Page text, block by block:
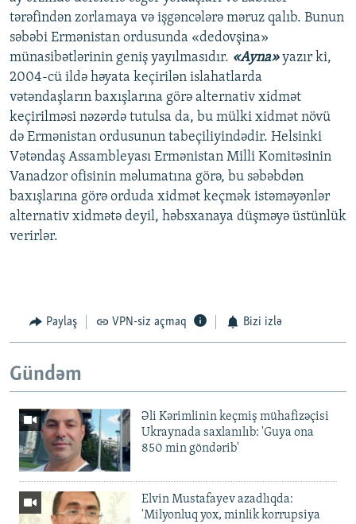
tərəfindən zorlamaya və işgəncələrə məruz qalıb. Bunun
səbəbi Ermənistan ordusunda «dedovşina»
münasibətlərinin geniş yayılmasıdır. «Ayna»yazır ki,
2004-cü ildə həyata keçirilən islahatlarda
vətəndaşların baxışlarına görə alternativ xidmət
keçirilməsi nəzərdə tutulsa da, bu mülki xidmət növü
də Ermənistan ordusunun tabeçiliyindədir. Helsinki
Vətəndaş Assambleyası Ermənistan Milli Komitəsinin
Vanadzor ofisinin məlumatına görə, bu səbəbdən
baxışlarına görə orduda xidmət keçmək istəməyənlər
alternativ xidmətə deyil, həbsxanaya düşməyə üstünlük
verirlər.
Paylaş VPN-siz açmaq Bizi izlə
Gündəm
Əli Kərimlinin keçmiş mühafizəçisi
Ukraynada saxlanılıb: 'Guya ona
850 min göndərib'
Elvin Mustafayev azadlıqda:
'Milyonluq yox, minlik korrupsiya